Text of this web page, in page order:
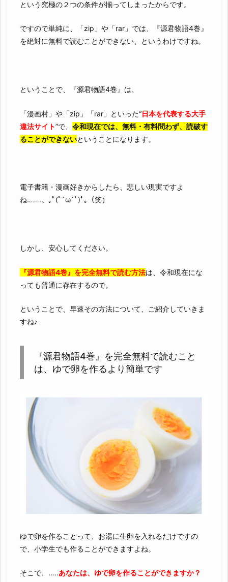
という究極の２つの条件が揃ってしまったからです。
ですので単純に、「zip」や「rar」では、『源君物語4巻』
を絶対に無料で読むことができない、というわけですね。
ということで、『源君物語4巻』は、
「漫画村」や「zip」「rar」といった“日本を代表する大手
違法サイト”で、 令和現在では、無料・有料問わず、読破す
ることができないということになります。
電子書籍・漫画好きからしたら、悲しい現実ですよ
ね…….。｡ﾟ(ﾟ´ω`ﾟ)ﾟ｡（笑）
しかし、安心してください。
『源君物語4巻』を完全無料で読む方法は、令和現在にな
っても普通に存在するので。
ということで、早速その方法について、ご紹介していきま
すね♪
『源君物語4巻』を完全無料で読むこと
は、ゆで卵を作るより簡単です
ゆで卵を作ることって、お湯に生卵を入れるだけですの
で、小学生でも作ることができますよね。
そこで、…..あなたは、ゆで卵を作ることができますか？